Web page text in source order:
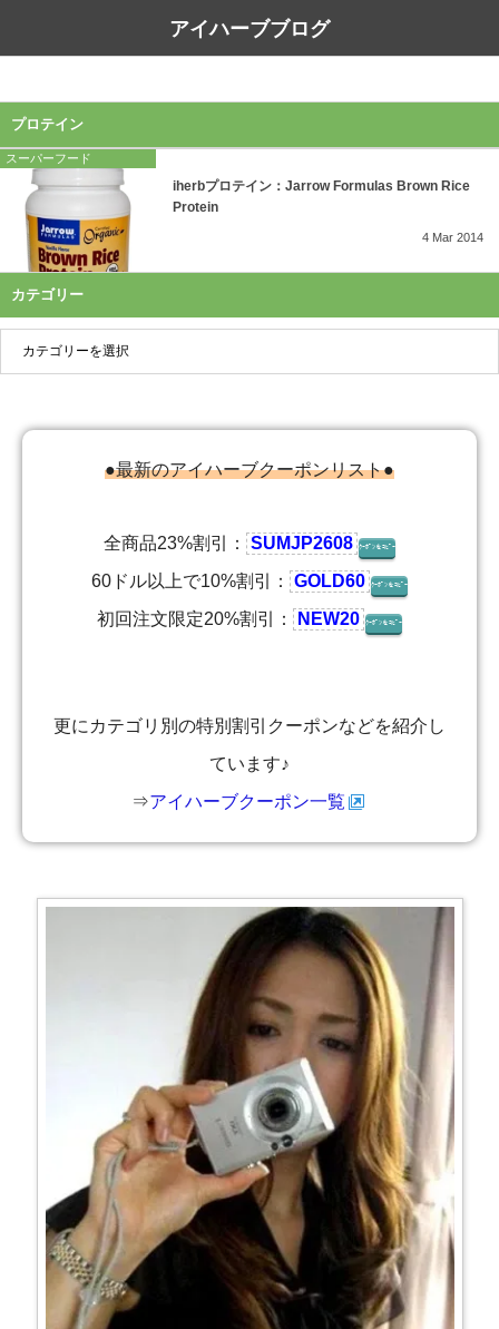
アイハーブブログ
プロテイン
スーパーフード
iherbプロテイン：Jarrow Formulas Brown Rice
Protein
4 Mar 2014
カテゴリー
●最新のアイハーブクーポンリスト●
全商品23%割引： SUMJP2608 ｸｰﾎﾟﾝをｺﾋﾟｰ
60ドル以上で10%割引： GOLD60 ｸｰﾎﾟﾝをｺﾋﾟｰ
初回注文限定20%割引： NEW20 ｸｰﾎﾟﾝをｺﾋﾟｰ
更にカテゴリ別の特別割引クーポンなどを紹介し
ています♪
⇒アイハーブクーポン一覧